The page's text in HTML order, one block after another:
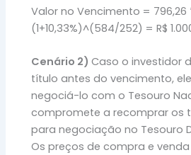
Valor no Vencimento = 796,26
(1+10,33%)^(584/252) = R$
Cenário 2)Caso o investidor
título antes do vencimento,
negociá-lo com o Tesouro
compromete a recomprar os
para negociação no Tesouro
Os preços de compra e